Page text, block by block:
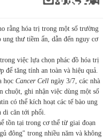
rằng hóa trị trong một số trường
thư tiềm ẩn, dẫn đến nguy cơ
việc lựa chọn phác đồ hóa trị
để tăng tính an toàn và hiệu quả.
học Cancer Cell ngày 3/7, các nhà
chuột, ghi nhận việc dùng một số
có thể kích hoạt các tế bào ung
căn tới phổi.
tồn tại trong cơ thể từ giai đoạn
đông" trong nhiều năm và không